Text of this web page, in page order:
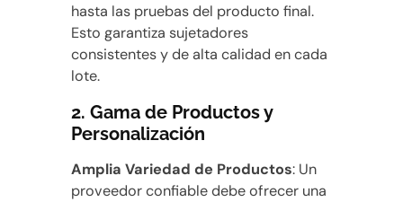
hasta las pruebas del producto final.
Esto garantiza sujetadores
consistentes y de alta calidad en cada
lote.
2.Gama de Productos y
Personalización
Amplia Variedad de Productos: Un
proveedor confiable debe ofrecer una